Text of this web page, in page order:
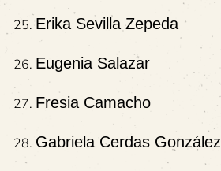
Erika Sevilla Zepeda
Eugenia Salazar
Fresia Camacho
Gabriela Cerdas González